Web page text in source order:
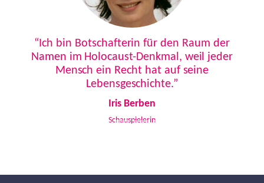
“Ich bin Botschafterin für den Raum der
Namen im Holocaust-Denkmal, weil jeder
Mensch ein Recht hat auf seine
Lebensgeschichte.”
Iris Berben
Schauspielerin